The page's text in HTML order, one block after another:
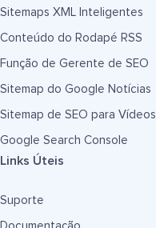
Sitemaps XML Inteligentes
Conteúdo do Rodapé RSS
Função de Gerente de SEO
Sitemap do Google Notícias
Sitemap de SEO para Vídeos
Google Search Console
Links Úteis
Suporte